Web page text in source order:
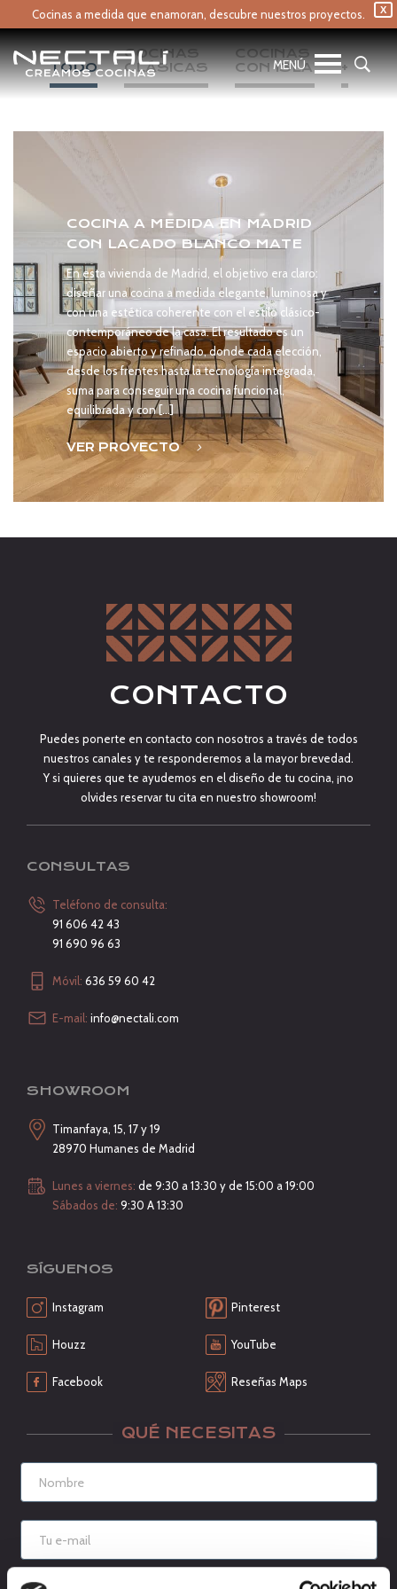
X
Cocinas a medida que enamoran, descubre nuestros proyectos.
TODO
COCINAS
CLÁSICAS
COCINAS
CON ISLA
+
COCINA A MEDIDA EN MADRID
CON LACADO BLANCO MATE
En esta vivienda de Madrid, el objetivo era claro:
diseñar una cocina a medida elegante, luminosa y
con una estética coherente con el estilo clásico-
contemporáneo de la casa. El resultado es un
espacio abierto y refinado, donde cada elección,
desde los frentes hasta la tecnología integrada,
suma para conseguir una cocina funcional,
equilibrada y con […]
VER PROYECTO
CONTACTO
Puedes ponerte en contacto con nosotros a través de todos
nuestros canales y te responderemos a la mayor brevedad.
Y si quieres que te ayudemos en el diseño de tu cocina, ¡no
olvides reservar tu cita en nuestro showroom!
CONSULTAS
Teléfono de consulta:
91 606 42 43
91 690 96 63
Móvil: 636 59 60 42
E-mail: info@nectali.com
SHOWROOM
Timanfaya, 15, 17 y 19
28970 Humanes de Madrid
Lunes a viernes: de 9:30 a 13:30 y de 15:00 a 19:00
Sábados de: 9:30 A 13:30
SÍGUENOS
Instagram
Houzz
Facebook
Pinterest
YouTube
Reseñas Maps
QUÉ NECESITAS